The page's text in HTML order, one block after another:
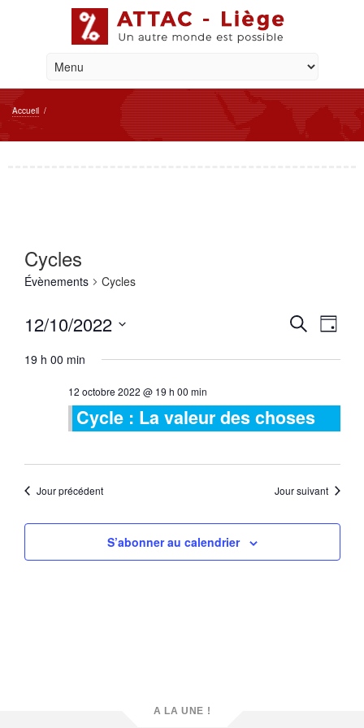
Accueil /
Cycles
Évènements Cycles
et
de
vues
Recherche
de
vues
Jour
12/10/2022
une
19 h 00 min
12 octobre 2022 @ 19 h 00 min
Cycle : La valeur des choses
Jour précédent Jour suivant
S’abonner au calendrier
A LA UNE !